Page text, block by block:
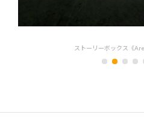
ストーリーボックス《